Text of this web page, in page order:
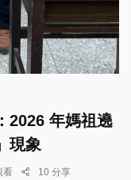
2026 年媽祖遶
現象
看 10 分享